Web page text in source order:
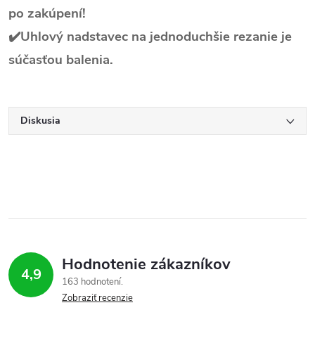
po zakúpení!
✔️Uhlový nadstavec na jednoduchšie rezanie je
súčasťou balenia.
Diskusia
4,9 Hodnotenie zákazníkov
163 hodnotení
Zobraziť recenzie